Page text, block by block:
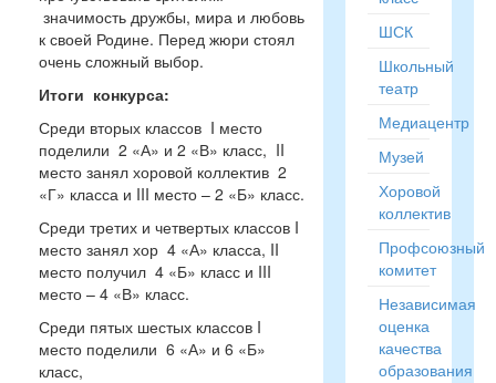
значимость дружбы, мира и любовь
к своей Родине. Перед жюри стоял
очень сложный выбор.
Итоги конкурса:
Среди вторых классов I место
поделили 2 «А» и 2 «В» класс, II
место занял хоровой коллектив 2
«Г» класса и III место – 2 «Б» класс.
Среди третих и четвертых классов I
место занял хор 4 «А» класса, II
место получил 4 «Б» класс и III
место – 4 «В» класс.
Среди пятых шестых классов I
место поделили 6 «А» и 6 «Б»
класс,
ШСК
Школьный
театр
Медиацентр
Музей
Хоровой
коллектив
Профсоюзный
комитет
Независимая
оценка
качества
образования